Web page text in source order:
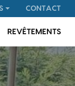
CONTACT
REVÊTEMENTS